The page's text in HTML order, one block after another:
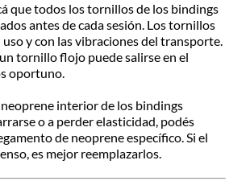
que todos los tornillos de los bindings
antes de cada sesión. Los tornillos
uso y con las vibraciones del transporte.
tornillo flojo puede salirse en el
oportuno.
neoprene interior de los bindings
o a perder elasticidad, podés
de neoprene específico. Si el
es mejor reemplazarlos.